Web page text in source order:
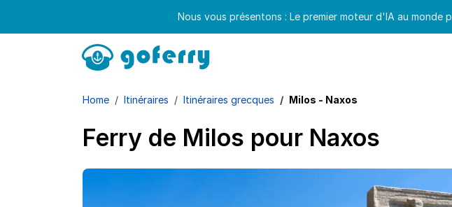
Nous vous présentons : Le premier moteur d'IA au monde
Home Itinéraires Itinéraires grecques Milos - Naxos
Ferry de Milos pour Naxos